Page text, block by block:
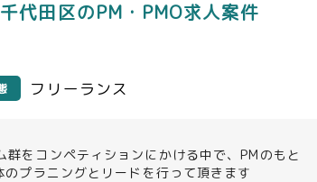
代田区のPM・PMO求人案件
フリーランス
をコンペティションにかける中で、PMのもと
プラニングとリードを行って頂きます